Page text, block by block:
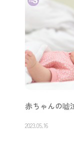
赤ちゃんの嘘
2023.05.16